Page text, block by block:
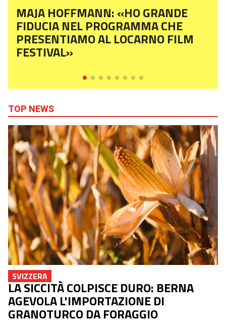
MAJA HOFFMANN: «HO GRANDE
FIDUCIA NEL PROGRAMMA CHE
PRESENTIAMO AL LOCARNO FILM
FESTIVAL»
TOP NEWS
SVIZZERA
LA SICCITÀ COLPISCE DURO: BERNA
AGEVOLA L'IMPORTAZIONE DI
GRANOTURCO DA FORAGGIO